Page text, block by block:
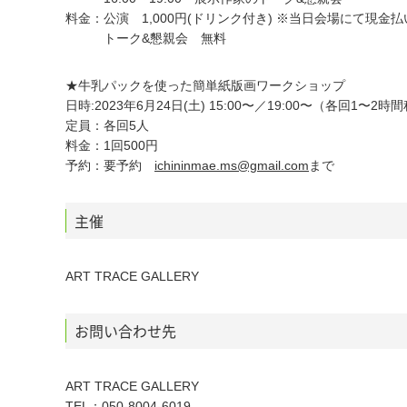
料金：公演 1,000円(ドリンク付き) ※当日会場にて現金払
トーク&懇親会 無料
★牛乳パックを使った簡単紙版画ワークショップ
日時:2023年6月24日(土) 15:00〜／19:00〜（各回1〜2時間
定員：各回5人
料金：1回500円
予約：要予約 ichininmae.ms@gmail.comまで
主催
ART TRACE GALLERY
お問い合わせ先
ART TRACE GALLERY